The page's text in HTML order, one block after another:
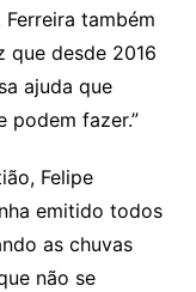
também
que desde 2016
ajuda que
podem fazer.”
Felipe
emitido todos
as chuvas
não se